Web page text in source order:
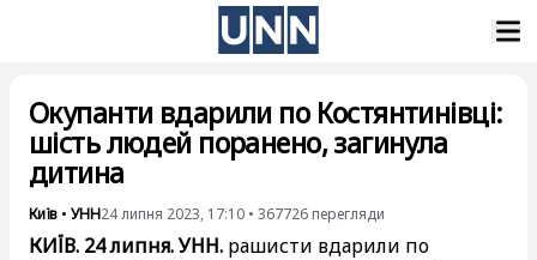
Окупанти вдарили по Костянтинівці:
шість людей поранено, загинула
дитина
Київ • УНН24 липня 2023, 17:10 • 367726 перегляди
КИЇВ. 24 липня. УНН. рашисти вдарили по